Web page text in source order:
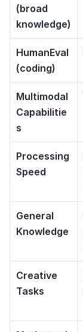
(broad
knowledge)
HumanEval
(coding)
Multimodal
Capabilitie
s
Processing
Speed
General
Knowledge
Creative
Tasks